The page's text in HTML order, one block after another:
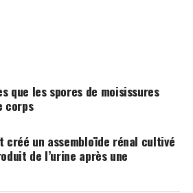
que les spores de moisissures
corps
créé un assembloïde rénal cultivé
de l’urine après une